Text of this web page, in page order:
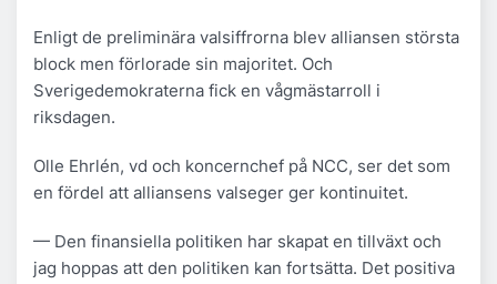
Enligt de preliminära valsiffrorna blev alliansen största
block men förlorade sin majoritet. Och
Sverigedemokraterna fick en vågmästarroll i
riksdagen.
Olle Ehrlén, vd och koncernchef på NCC, ser det som
en fördel att alliansens valseger ger kontinuitet.
— Den finansiella politiken har skapat en tillväxt och
jag hoppas att den politiken kan fortsätta. Det positiva